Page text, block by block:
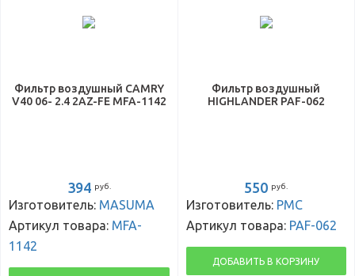
Фильтр воздушный CAMRY
V40 06- 2.4 2AZ-FE MFA-1142
394 руб.
Изготовитель: MASUMA
Артикул товара: MFA-
1142
Фильтр воздушный
HIGHLANDER PAF-062
550 руб.
Изготовитель: PMC
Артикул товара: PAF-062
ДОБАВИТЬ В КОРЗИНУ